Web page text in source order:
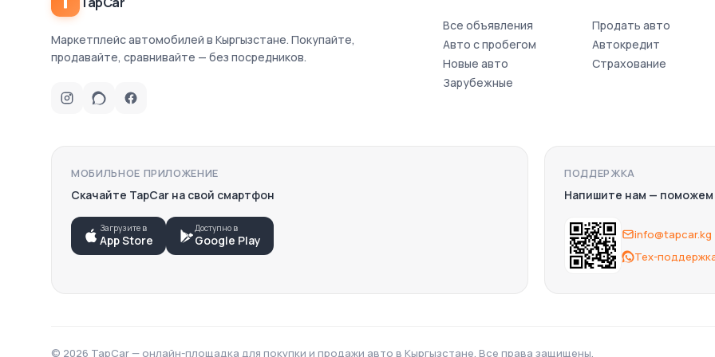
Маркетплейс автомобилей в Кыргызстане. Покупайте,
продавайте, сравнивайте — без посредников.
Все объявления
Авто с пробегом
Новые авто
Зарубежные
Продать авто
Автокредит
Страхование
Lexus
Mercedes-Benz
Honda
Audi
МОБИЛЬНОЕ ПРИЛОЖЕНИЕ
Скачайте TapCar на свой смартфон
Загрузите в
App Store
Доступно в
Google Play
ПОДДЕРЖКА
Напишите нам — поможем
info@tapcar.kg
Тех-
© 2026 TapCar — онлайн-площадка для покупки и продажи авто в Кыргызстане. Все права защищены.